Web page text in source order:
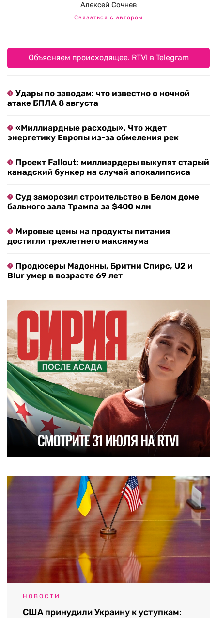
Алексей Сочнев
Связаться с автором
Объясняем происходящее. RTVI в Telegram
Удары по заводам: что известно о ночной
атаке БПЛА 8 августа
«Миллиардные расходы». Что ждет
энергетику Европы из-за обмеления рек
Проект Fallout: миллиардеры выкупят старый
канадский бункер на случай апокалипсиса
Суд заморозил строительство в Белом доме
бального зала Трампа за $400 млн
Мировые цены на продукты питания
достигли трехлетнего максимума
Продюсеры Мадонны, Бритни Спирс, U2 и
Blur умер в возрасте 69 лет
НОВОСТИ
США принудили Украину к уступкам: